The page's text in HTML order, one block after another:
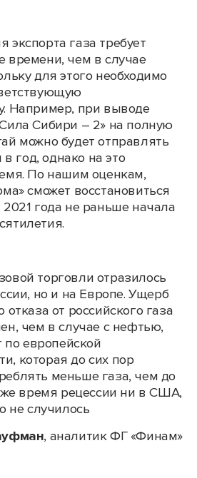
экспорта газа требует
времени, чем в случае
для этого необходимо
Например, при выводе
Сибири – 2» на полную
можно будет отправлять
в год, однако на это
По нашим оценкам,
сможет восстановиться
года не раньше начала
торговли отразилось
но и на Европе. Ущерб
отказа от российского газа
чем в случае с нефтью,
по европейской
которая до сих пор
меньше газа, чем до
же время рецессии ни в США,
не случилось
, аналитик ФГ «Финам»